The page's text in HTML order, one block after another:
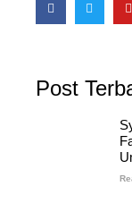
Post